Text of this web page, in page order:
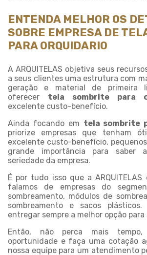
ENTENDA MELHOR OS
SOBRE EMPRESA DE
PARA ORQUIDARIO
A ARQUITELAS objetiva seus
a seus clientes uma estrutura com
geração e material de primeira
oferecer tela sombrite para
excelente custo-benefício.
Ainda focando em tela sombrite
priorize empresas que tenham
excelente custo-benefício,
grande importância para saber
seriedade da empresa.
É por tudo isso que a
falamos de empresas do
sombreamento, módulos de
sombreamento e sacos
entregar sempre a melhor opção
Então, não perca mais tempo,
oportunidade e faça uma cotação
nossa equipe para um atendimento